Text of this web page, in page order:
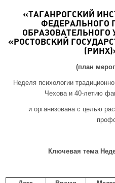
«ТАГАНРОГСКИЙ
ФЕДЕРАЛЬНОГО
«РОСТОВСКИЙ
(план
Неделя психологии
Чехова и 40-летию
и организована с целью
Ключевая тема